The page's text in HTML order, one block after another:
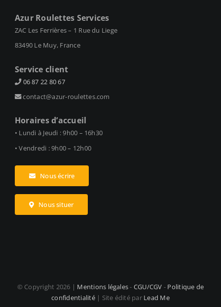
Azur Roulettes Services
ZAC Les Ferrières – 1 Rue du Liege
83490 Le Muy, France
Service client
06 87 22 80 67
contact@azur-roulettes.com
Horaires d’accueil
• Lundi à Jeudi : 9h00 – 16h30
• Vendredi : 9h00 – 12h00
Nous écrire
Nous situer
© Copyright 2026 | Mentions légales- CGU/CGV - Politique de
confidentialité| Site édité par Lead Me